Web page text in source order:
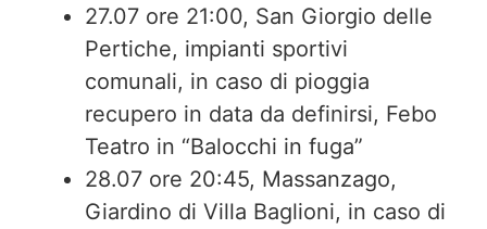
27.07 ore 21:00, San Giorgio delle
Pertiche, impianti sportivi
comunali, in caso di pioggia
recupero in data da definirsi, Febo
Teatro in “Balocchi in fuga”
28.07 ore 20:45, Massanzago,
Giardino di Villa Baglioni, in caso di